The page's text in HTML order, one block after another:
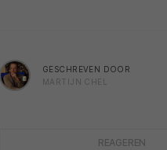
GESCHREVEN DOOR
MARTIJN CHEL
REAGEREN